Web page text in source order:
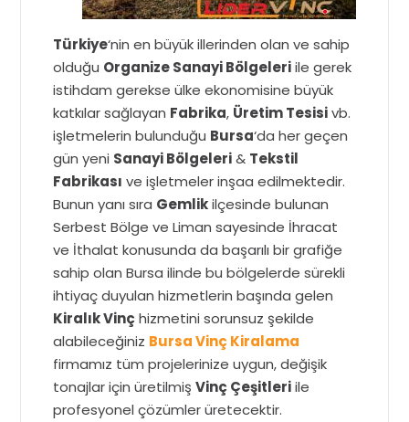
Türkiye‘nin en büyük illerinden olan ve sahip
olduğu Organize Sanayi Bölgeleriile gerek
istihdam gerekse ülke ekonomisine büyük
katkılar sağlayan Fabrika, Üretim Tesisivb.
işletmelerin bulunduğu Bursa‘da her geçen
gün yeni Sanayi Bölgeleri& Tekstil
Fabrikası ve işletmeler inşaa edilmektedir.
Bunun yanı sıra Gemlikilçesinde bulunan
Serbest Bölge ve Liman sayesinde İhracat
ve İthalat konusunda da başarılı bir grafiğe
sahip olan Bursa ilinde bu bölgelerde sürekli
ihtiyaç duyulan hizmetlerin başında gelen
Kiralık Vinçhizmetini sorunsuz şekilde
alabileceğiniz Bursa Vinç Kiralama
firmamız tüm projelerinize uygun, değişik
tonajlar için üretilmişVinç Çeşitleriile
profesyonel çözümler üretecektir.